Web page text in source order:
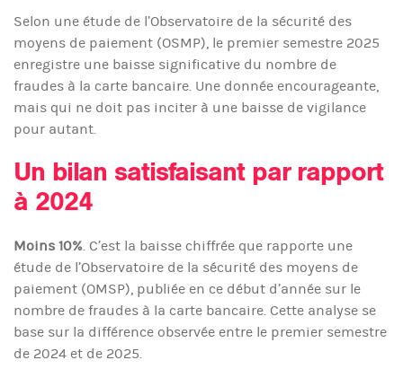
Selon une étude de l’Observatoire de la sécurité des
moyens de paiement (OSMP), le premier semestre 2025
enregistre une baisse significative du nombre de
fraudes à la carte bancaire. Une donnée encourageante,
mais qui ne doit pas inciter à une baisse de vigilance
pour autant.
Un bilan satisfaisant par rapport
à 2024
Moins 10%. C’est la baisse chiffrée que rapporte une
étude de l’Observatoire de la sécurité des moyens de
paiement (OMSP), publiée en ce début d’année sur le
nombre de fraudes à la carte bancaire. Cette analyse se
base sur la différence observée entre le premier semestre
de 2024 et de 2025.